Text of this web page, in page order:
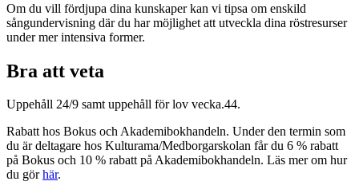
Om du vill fördjupa dina kunskaper kan vi tipsa om enskild
sångundervisning där du har möjlighet att utveckla dina röstresurser
under mer intensiva former.
Bra att veta
Uppehåll 24/9 samt uppehåll för lov vecka.44.
Rabatt hos Bokus och Akademibokhandeln. Under den termin som
du är deltagare hos Kulturama/Medborgarskolan får du 6 % rabatt
på Bokus och 10 % rabatt på Akademibokhandeln. Läs mer om hur
du görhär.